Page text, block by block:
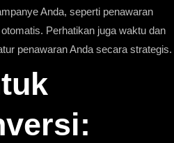
Anda, seperti penawaran
Perhatikan juga waktu dan
penawaran Anda secara strategis.